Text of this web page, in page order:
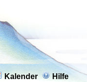
Kalender Hilfe